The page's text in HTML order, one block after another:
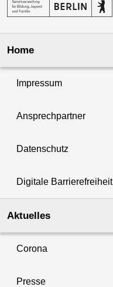
Home
Impressum
Ansprechpartner
Datenschutz
Digitale Barrierefreiheit
Aktuelles
Corona
Presse